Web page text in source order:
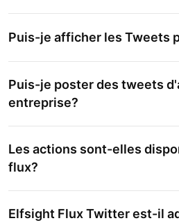
Puis-je afficher les Tweets
Puis-je poster des tweets
entreprise?
Les actions sont-elles
flux?
Elfsight Flux Twitter est-il